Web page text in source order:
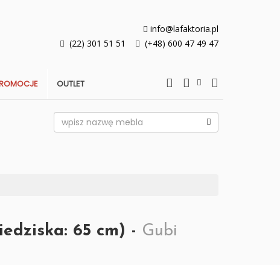
info@lafaktoria.pl
(22) 301 51 51
(+48) 600 47 49 47
OUTLET
65 cm) - Gubi